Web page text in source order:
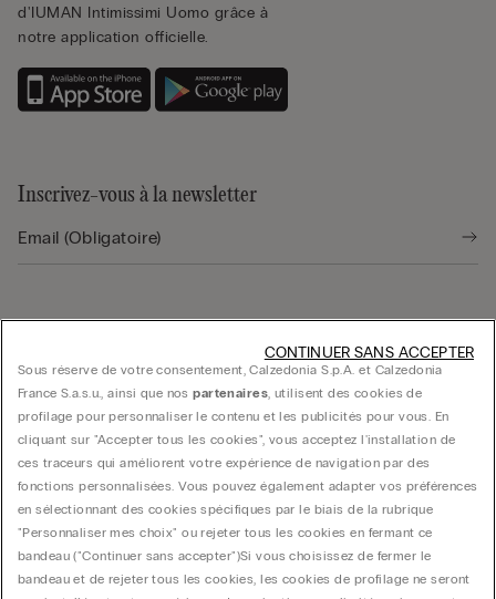
d'IUMAN Intimissimi Uomo grâce à
notre application officielle.
Inscrivez-vous à la newsletter
Guide produit
Service client
Sous réserve de votre consentement, Calzedonia S.p.A. et Calzedonia
France S.a.s.u., ainsi que nospartenaires, utilisent des cookies de
profilage pour personnaliser le contenu et les publicités pour vous. En
cliquant sur "Accepter tous les cookies", vous acceptez l'installation de
ces traceurs qui améliorent votre expérience de navigation par des
fonctions personnalisées. Vous pouvez également adapter vos préférences
en sélectionnant des cookies spécifiques par le biais de la rubrique
"Personnaliser mes choix" ou rejeter tous les cookies en fermant ce
bandeau ("Continuer sans accepter")​ Si vous choisissez de fermer le
bandeau et de rejeter tous les cookies, les cookies de profilage ne seront
CONTINUER SANS ACCEPTER